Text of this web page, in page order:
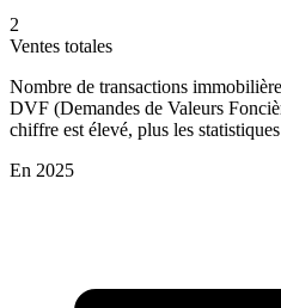
2
Ventes totales
Nombre de transactions
DVF (Demandes de Valeurs
chiffre est élevé, plus les
En 2025